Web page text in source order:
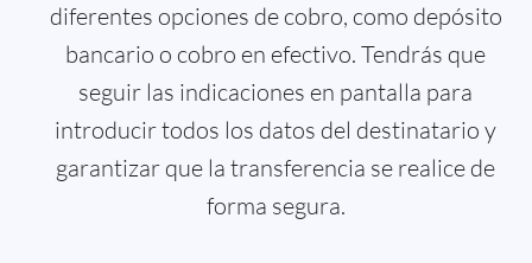
diferentes opciones de cobro, como depósito
bancario o cobro en efectivo. Tendrás que
seguir las indicaciones en pantalla para
introducir todos los datos del destinatario y
garantizar que la transferencia se realice de
forma segura.